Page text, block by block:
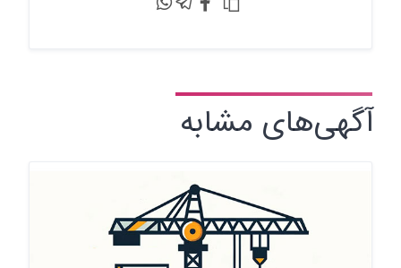
آگهی‌های مشابه